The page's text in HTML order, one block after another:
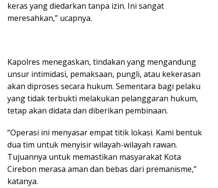
keras yang diedarkan tanpa izin. Ini sangat
meresahkan,” ucapnya.
Kapolres menegaskan, tindakan yang mengandung
unsur intimidasi, pemaksaan, pungli, atau kekerasan
akan diproses secara hukum. Sementara bagi pelaku
yang tidak terbukti melakukan pelanggaran hukum,
tetap akan didata dan diberikan pembinaan.
“Operasi ini menyasar empat titik lokasi. Kami bentuk
dua tim untuk menyisir wilayah-wilayah rawan.
Tujuannya untuk memastikan masyarakat Kota
Cirebon merasa aman dan bebas dari premanisme,”
katanya.